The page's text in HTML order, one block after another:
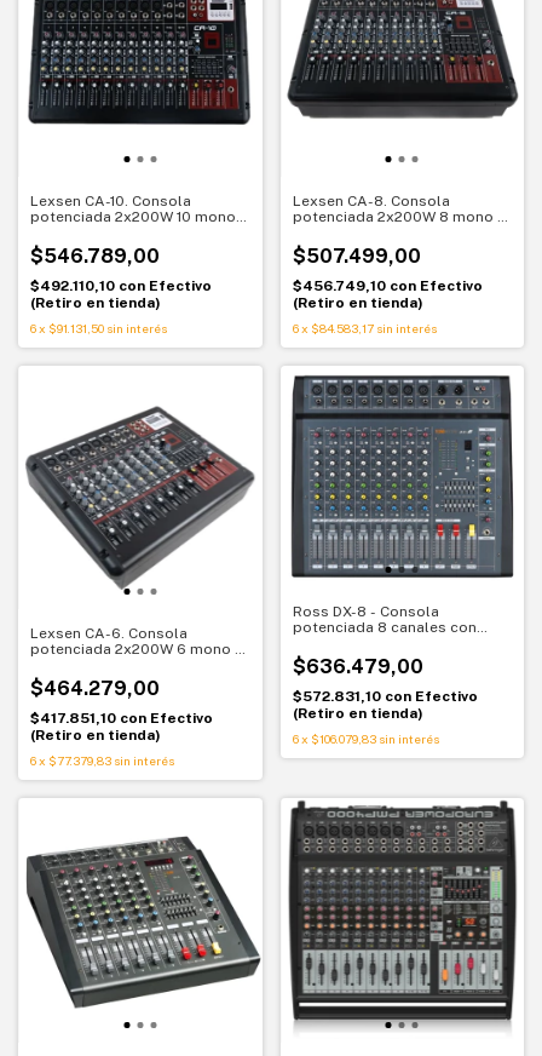
Lexsen CA-10. Consola
potenciada 2x200W 10 mono 2
control
$546.789,00
$492.110,10 con Efectivo
(Retiro en tienda)
6x $91.131,50 sin interés
Lexsen CA-8. Consola
potenciada 2x200W 8 mono 2
$507.499,00
$456.749,10 con Efectivo
(Retiro en tienda)
6 x $84.583,17 sin interés
Lexsen CA-6. Consola
potenciada 2x200W 6 mono 2
vivo
$464.279,00
$417.851,10 con Efectivo
(Retiro en tienda)
6x $77.379,83 sin interés
Ross DX-8 - Consola
potenciada 8 canales con
$636.479,00
$572.831,10 con Efectivo
(Retiro en tienda)
6 x $106.079,83 sin interés